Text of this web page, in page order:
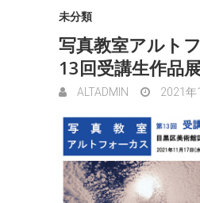
未分類
写真教室アルト
13回受講生作品
ALTADMIN 2021年